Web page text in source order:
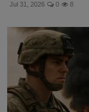
Jul 31, 2026 0 8